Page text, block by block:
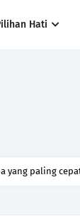
Hati
yang paling